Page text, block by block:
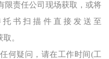
限责任公司现场获取， 或将
书扫描件直接发送至
取 。
何疑问，请在工作时间(工